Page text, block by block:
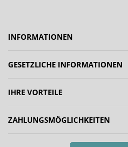
INFORMATIONEN
GESETZLICHE INFORMATIONEN
IHRE VORTEILE
ZAHLUNGSMÖGLICHKEITEN